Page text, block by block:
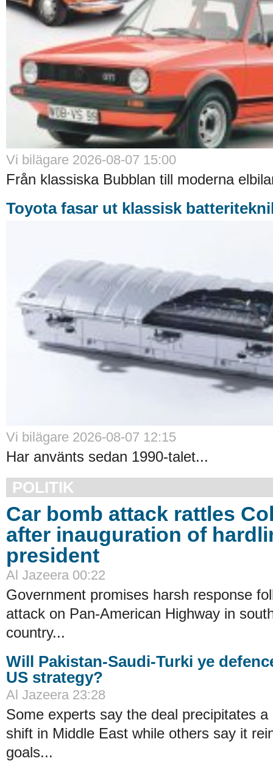
Vi bilägare 2026-08-07 15:00
Från klassiska Bubblan till moderna
Toyota fasar ut klassisk
Vi bilägare 2026-08-07 12:15
Har använts sedan 1990-talet...
POLITIK
Car bomb attack rattles
after inauguration of
president
Al Jazeera 00:22
Government promises harsh response
attack on Pan-American Highway in
country...
Will Pakistan-Saudi-Turki ye
US strategy?
Al Jazeera 23:28
Some experts say the deal precipitates
shift in Middle East while others say it
goals...